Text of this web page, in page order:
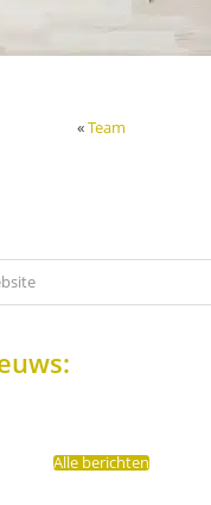
«Team
Alle berichten